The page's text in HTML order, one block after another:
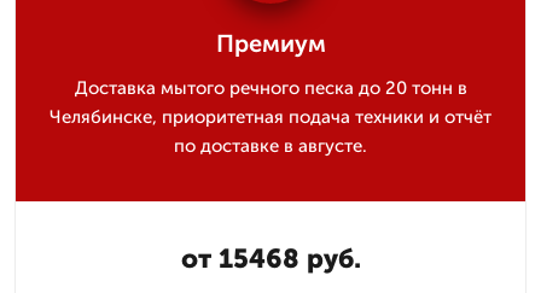
Премиум
Доставка мытого речного песка до 20 тонн в
Челябинске, приоритетная подача техники и отчёт
по доставке в августе.
от 15468 руб.